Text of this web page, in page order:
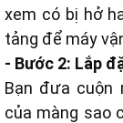
xem có bị hở
tảng để máy
- Bước 2: Lắp
Bạn đưa cuộn
của màng sao